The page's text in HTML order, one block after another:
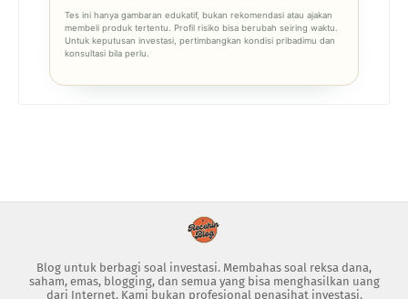
Tes ini hanya gambaran edukatif, bukan rekomendasi atau ajakan
membeli produk tertentu. Profil risiko bisa berubah seiring waktu.
Untuk keputusan investasi, pertimbangkan kondisi pribadimu dan
konsultasi bila perlu.
Blog untuk berbagi soal investasi. Membahas soal reksa dana,
saham, emas, blogging, dan semua yang bisa menghasilkan uang
dari Internet. Kami bukan profesional penasihat investasi.